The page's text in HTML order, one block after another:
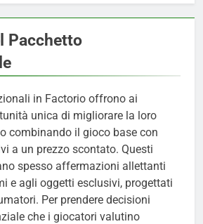
Pacchetto
in Factorio offrono ai
unica di migliorare la loro
combinando il gioco base con
a un prezzo scontato. Questi
spesso affermazioni allettanti
e agli oggetti esclusivi, progettati
Per prendere decisioni
che i giocatori valutino